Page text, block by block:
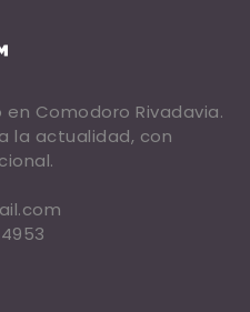
Comodoro Rivadavia.
la actualidad, con